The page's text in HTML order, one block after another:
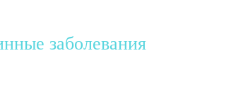
заболевания